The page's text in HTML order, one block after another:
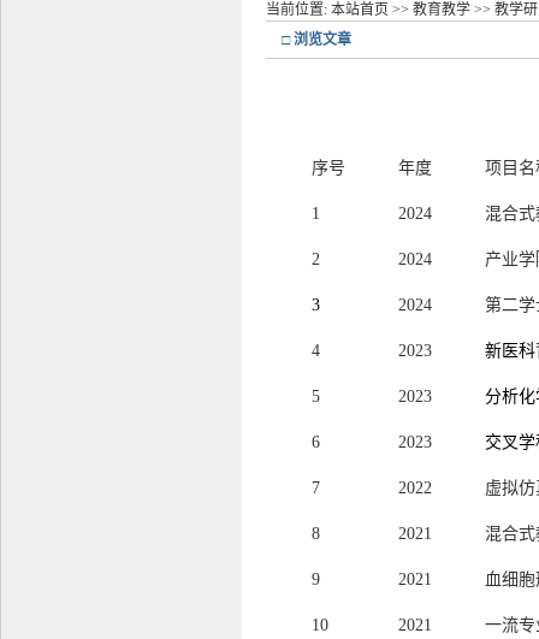
当前位置: 本站首页 >> 教育教学 >> 教学
□ 浏览文章
序号 年度 项目名
1 2024 混合
2 2024 产业
3 2024 第二
4 2023 新医
5 2023 分析化
6 2023 交叉
7 2022 虚拟
8 2021 混合
9 2021 血细
10 2021 一流